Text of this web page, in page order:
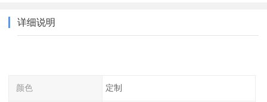
详细说明
颜色 定制